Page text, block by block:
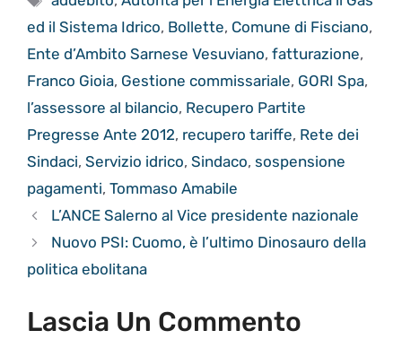
ed il Sistema Idrico, Bollette, Comune di Fisciano,
Ente d’Ambito Sarnese Vesuviano, fatturazione,
Franco Gioia, Gestione commissariale, GORI Spa,
l’assessore al bilancio, Recupero Partite
Pregresse Ante 2012, recupero tariffe, Rete dei
Sindaci, Servizio idrico, Sindaco, sospensione
pagamenti, Tommaso Amabile
L’ANCE Salerno al Vice presidente nazionale
Nuovo PSI: Cuomo, è l’ultimo Dinosauro della
politica ebolitana
Lascia Un Commento